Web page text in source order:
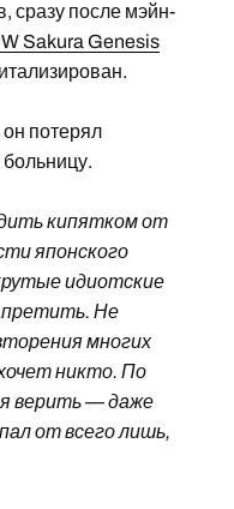
сразу после мэйн-
Sakura Genesis
потерял
кипятком от
японского
идиотские
Не
многих
никто. По
верить — даже
от всего лишь,